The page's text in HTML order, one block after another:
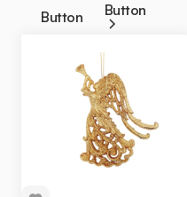
Button Button